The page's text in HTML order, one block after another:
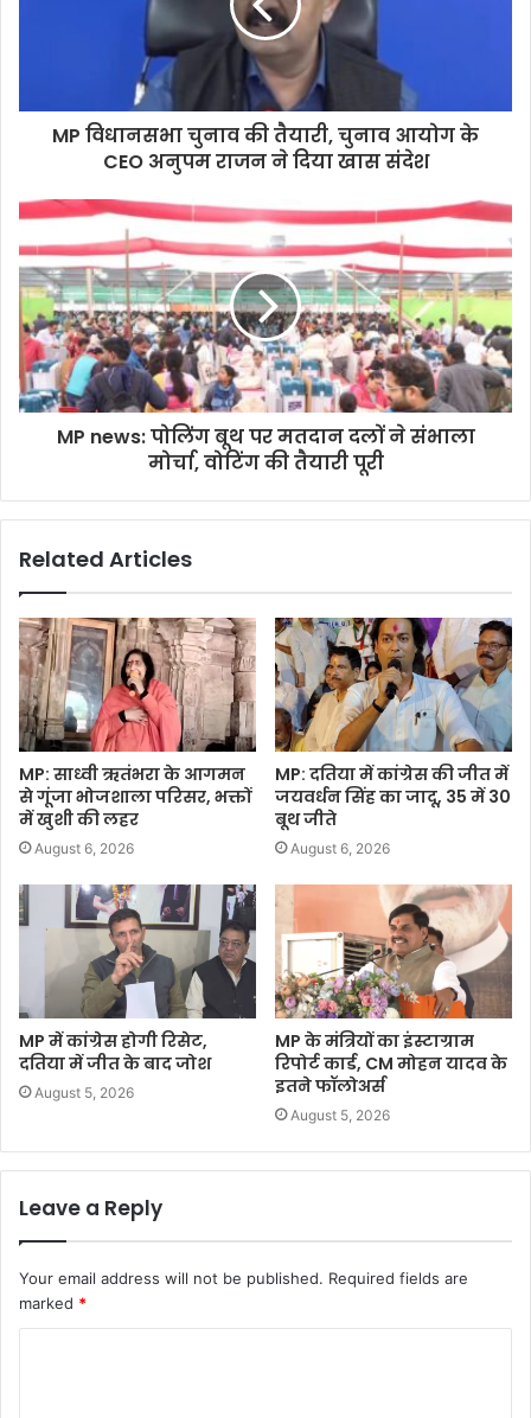
MP विधानसभा चुनाव की तैयारी, चुनाव आयोग के
CEO अनुपम राजन ने दिया खास संदेश
MP news: पोलिंग बूथ पर मतदान दलों ने संभाला
मोर्चा, वोटिंग की तैयारी पूरी
Related Articles
MP: साध्वी ऋतंभरा के आगमन
से गूंजा भोजशाला परिसर, भक्तों
में खुशी की लहर
August 6, 2026
MP: दतिया में कांग्रेस की जीत में
जयवर्धन सिंह का जादू, 35 में 30
बूथ जीते
August 6, 2026
MP में कांग्रेस होगी रिसेट,
दतिया में जीत के बाद जोश
August 5, 2026
MP के मंत्रियों का इंस्टाग्राम
रिपोर्ट कार्ड, CM मोहन यादव के
इतने फॉलोअर्स
August 5, 2026
Leave a Reply
Your email address will not be published. Required fields are
marked *